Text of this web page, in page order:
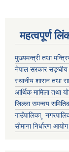
महत्वपूर्ण
मुख्यमन्त्री तथा
नेपाल सरकार सङ्घीय
स्थानीय शासन तथा
आर्थिक मामिला तथा
जिल्ला समन्वय
गाउँपालिका¸
सीमाना निर्धारण आयोग